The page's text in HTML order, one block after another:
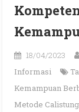
18/04/2023
Informasi
Kemampuan
Metode